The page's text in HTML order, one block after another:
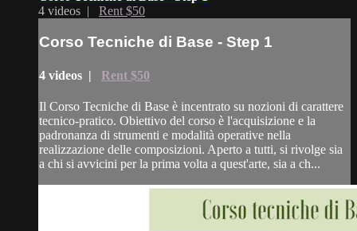
4 videos | Rent $50
Corso Tecniche di Base - Step 1
4 videos | Rent $50
Il Corso Tecniche di Base è incentrato su nozioni di carattere
tecnico-pratico. Obiettivo del corso è l'acquisizione e la
padronanza di strumenti e modalità operative nella
realizzazione delle composizioni. Aperto a tutti, si rivolge sia
a chi si avvicini per la prima volta a quest'arte, sia a ch...